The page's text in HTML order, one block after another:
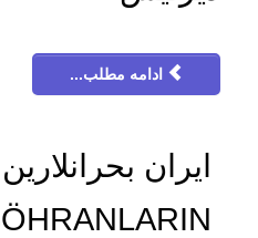
ادامه مطلب...
ایران